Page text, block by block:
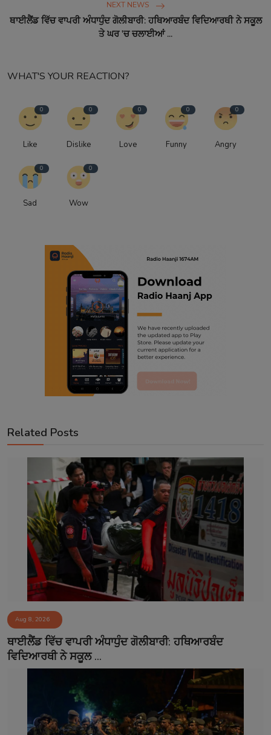
NEXT NEWS
ਥਾਈਲੈਂਡ ਵਿੱਚ ਵਾਪਰੀ ਅੰਧਾਧੁੰਦ ਗੋਲੀਬਾਰੀ: ਹਥਿਆਰਬੰਦ ਵਿਦਿਆਰਥੀ ਨੇ ਸਕੂਲ
ਤੇ ਘਰ 'ਚ ਚਲਾਈਆਂ ...
WHAT'S YOUR REACTION?
0
Like
0
Dislike
0
Love
0
Funny
0
Angry
0
Sad
0
Wow
Related Posts
Aug 8, 2026
ਥਾਈਲੈਂਡ ਵਿੱਚ ਵਾਪਰੀ ਅੰਧਾਧੁੰਦ ਗੋਲੀਬਾਰੀ: ਹਥਿਆਰਬੰਦ
ਵਿਦਿਆਰਥੀ ਨੇ ਸਕੂਲ ...